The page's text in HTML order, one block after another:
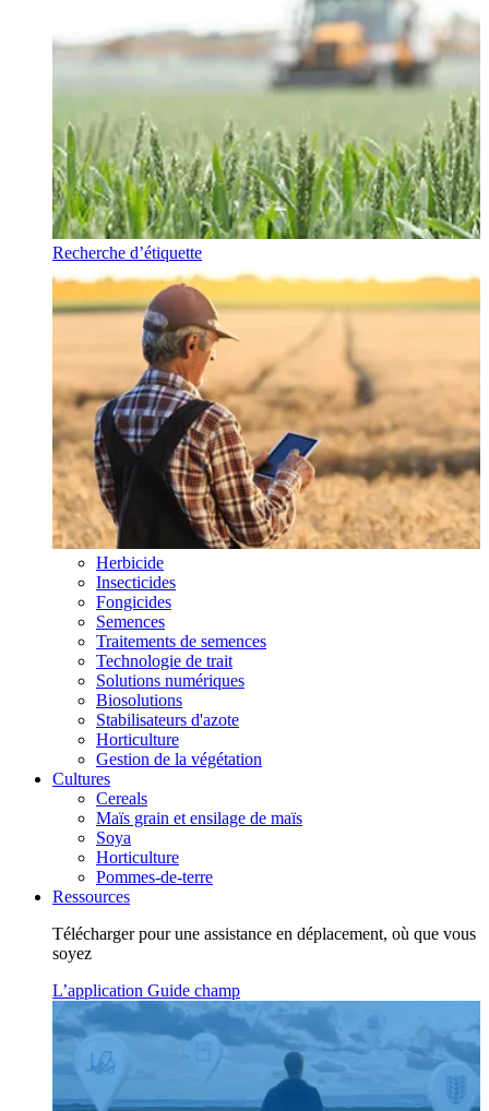
Recherche d’étiquette
Herbicide
Insecticides
Fongicides
Semences
Traitements de semences
Technologie de trait
Solutions numériques
Biosolutions
Stabilisateurs d'azote
Horticulture
Gestion de la végétation
Cultures
Cereals
Maïs grain et ensilage de maïs
Soya
Horticulture
Pommes-de-terre
Ressources
Télécharger pour une assistance en déplacement, où que vous
soyez
L’application Guide champ